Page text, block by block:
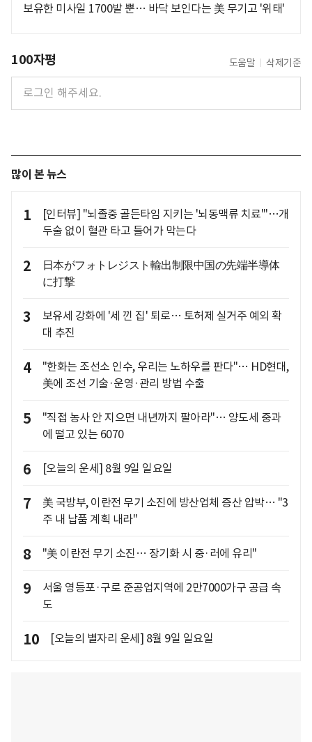
보유한 미사일 1700발 뿐… 바닥 보인다는 美 무기고 '위태'
100자평 도움말 삭제기준
많이 본 뉴스
1
[인터뷰] "뇌졸중 골든타임 지키는 '뇌동맥류 치료'"…개
두술 없이 혈관 타고 들어가 막는다
2
日本がフォトレジスト輸出制限中国の先端半導体
に打撃
3
보유세 강화에 '세 낀 집' 퇴로… 토허제 실거주 예외 확
대 추진
4
"한화는 조선소 인수, 우리는 노하우를 판다"… HD현대,
美에 조선 기술·운영·관리 방법 수출
5
"직접 농사 안 지으면 내년까지 팔아라"… 양도세 중과
에 떨고 있는 6070
6 [오늘의 운세] 8월 9일 일요일
7
美 국방부, 이란전 무기 소진에 방산업체 증산 압박… "3
주 내 납품 계획 내라"
8 "美 이란전 무기 소진… 장기화 시 중·러에 유리"
9
서울 영등포·구로 준공업지역에 2만7000가구 공급 속
도
10 [오늘의 별자리 운세] 8월 9일 일요일